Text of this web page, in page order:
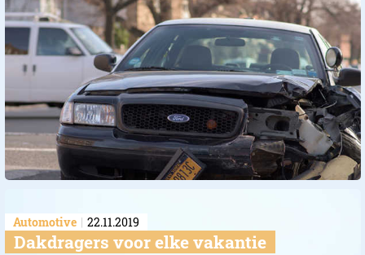
Automotive 22.11.2019
​Dakdragers voor elke vakantie